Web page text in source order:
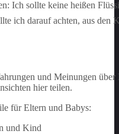
Ich sollte keine heißen
ich darauf achten, aus den
und Meinungen
hier teilen.
für Eltern und Babys:
und Kind